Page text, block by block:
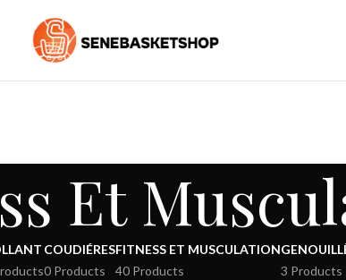
Et
COUDIÉRES
0 Products
FITNESS ET MUSCULATION
40 Products
3 Products